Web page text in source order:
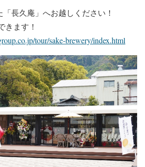
長久庵」へお越しください！
きます！
tour/sake-brewery/index.html